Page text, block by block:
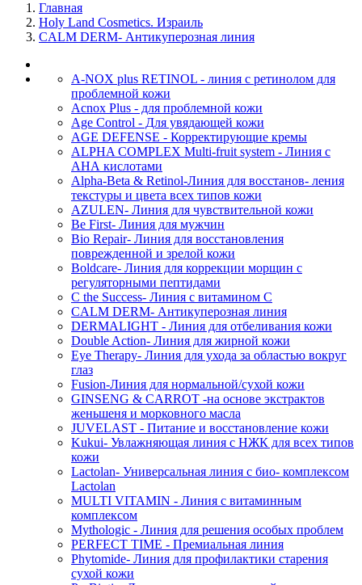
Главная
Holy Land Cosmetics. Израиль
CALM DERM- Антикуперозная линия
A-NOX plus RETINOL - линия с ретинолом для
проблемной кожи
Acnox Plus - для проблемной кожи
Age Control - Для увядающей кожи
AGE DEFENSE - Корректирующие кремы
ALPHA COMPLEX Multi-fruit system - Линия с
АНА кислотами
Alpha-Beta & Retinol-Линия для восстанов- ления
текстуры и цвета всех типов кожи
AZULEN- Линия для чувствительной кожи
Be First- Линия для мужчин
Bio Repair- Линия для восстановления
поврежденной и зрелой кожи
Boldcare- Линия для коррекции морщин с
регуляторными пептидами
C the Success- Линия с витамином С
CALM DERM- Антикуперозная линия
DERMALIGHT - Линия для отбеливания кожи
Double Action- Линия для жирной кожи
Eye Therapy- Линия для ухода за областью вокруг
глаз
Fusion-Линия для нормальной/сухой кожи
GINSENG & CARROT -на основе экстрактов
женьшеня и морковного масла
JUVELAST - Питание и восстановление кожи
Kukui- Увлажняющая линия с НЖК для всех типов
кожи
Lactolan- Универсальная линия с био- комплексом
Lactolan
MULTI VITAMIN - Линия с витаминным
комплексом
Mythologic - Линия для решения особых проблем
PERFECT TIME - Премиальная линия
Phytomide- Линия для профилактики старения
сухой кожи